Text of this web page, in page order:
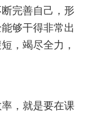
完善自己，形
够干得非常出
，竭尽全力，
，就是要在课